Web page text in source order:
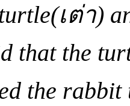
(เต่า)
that the
the